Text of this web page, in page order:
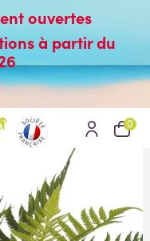
ouvertes
à partir du
0